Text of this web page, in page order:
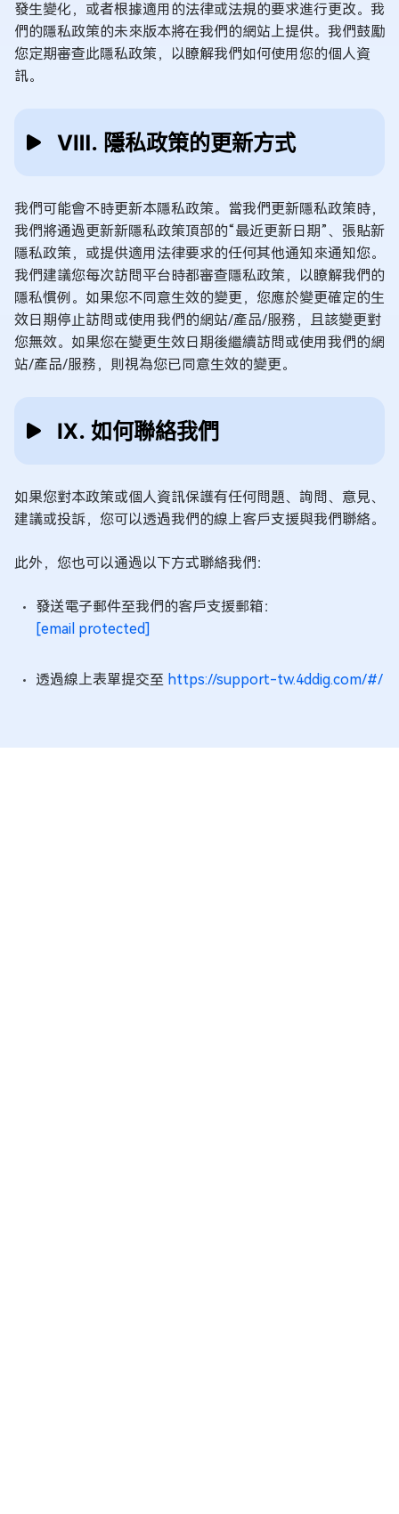
發生變化，或者根據適用的法律或法規的要求進行更改。我
們的隱私政策的未來版本將在我們的網站上提供。我們鼓勵
您定期審查此隱私政策，以瞭解我們如何使用您的個人資
訊。
Ⅷ. 隱私政策的更新方式
我們可能會不時更新本隱私政策。當我們更新隱私政策時，
我們將通過更新新隱私政策頂部的“最近更新日期”、張貼新
隱私政策，或提供適用法律要求的任何其他通知來通知您。
我們建議您每次訪問平台時都審查隱私政策，以瞭解我們的
隱私慣例。如果您不同意生效的變更，您應於變更確定的生
效日期停止訪問或使用我們的網站/產品/服務，且該變更對
您無效。如果您在變更生效日期後繼續訪問或使用我們的網
站/產品/服務，則視為您已同意生效的變更。
Ⅸ. 如何聯絡我們
如果您對本政策或個人資訊保護有任何問題、詢問、意見、
建議或投訴，您可以透過我們的線上客戶支援與我們聯絡。
此外，您也可以通過以下方式聯絡我們：
發送電子郵件至我們的客戶支援郵箱：
[email protected]
透過線上表單提交至 https://support-tw.4ddig.com/#/